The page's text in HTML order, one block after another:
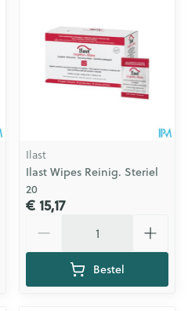
Ilast
Ilast Wipes Reinig. Steriel
20
€ 15,17
Bestel